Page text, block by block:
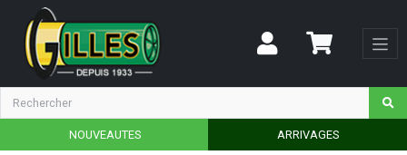
NOUVEAUTES ARRIVAGES